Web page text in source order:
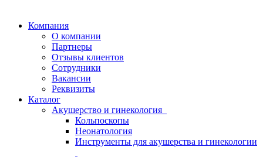
Компания
О компании
Партнеры
Отзывы клиентов
Сотрудники
Вакансии
Реквизиты
Каталог
Акушерство и гинекология
Кольпоскопы
Неонатология
Инструменты для акушерства и гинекологии